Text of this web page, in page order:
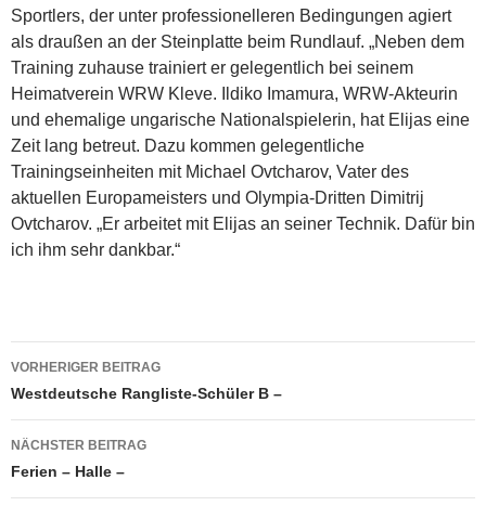
Sportlers, der unter professionelleren Bedingungen agiert
als draußen an der Steinplatte beim Rundlauf. „Neben dem
Training zuhause trainiert er gelegentlich bei seinem
Heimatverein WRW Kleve. Ildiko Imamura, WRW-Akteurin
und ehemalige ungarische Nationalspielerin, hat Elijas eine
Zeit lang betreut. Dazu kommen gelegentliche
Trainingseinheiten mit Michael Ovtcharov, Vater des
aktuellen Europameisters und Olympia-Dritten Dimitrij
Ovtcharov. „Er arbeitet mit Elijas an seiner Technik. Dafür bin
ich ihm sehr dankbar.“
Beitragsnavigation
VORHERIGER BEITRAG
Westdeutsche Rangliste-Schüler B –
NÄCHSTER BEITRAG
Ferien – Halle –